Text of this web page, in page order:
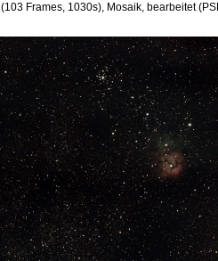
(103 Frames, 1030s), Mosaik, bearbeitet